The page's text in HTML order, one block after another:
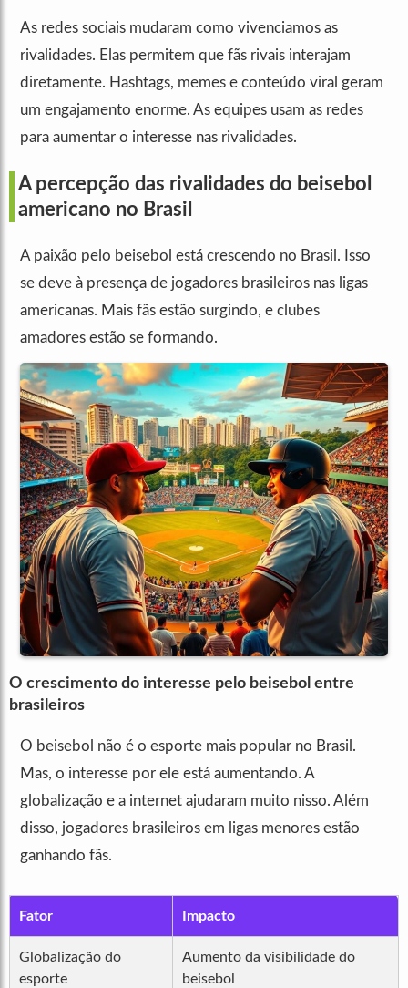
As redes sociais mudaram como vivenciamos as
rivalidades. Elas permitem que fãs rivais interajam
diretamente. Hashtags, memes e conteúdo viral geram
um engajamento enorme. As equipes usam as redes
para aumentar o interesse nas rivalidades.
A percepção das rivalidades do beisebol
americano no Brasil
A paixão pelo beisebol está crescendo no Brasil. Isso
se deve à presença de jogadores brasileiros nas ligas
americanas. Mais fãs estão surgindo, e clubes
amadores estão se formando.
O crescimento do interesse pelo beisebol entre
brasileiros
O beisebol não é o esporte mais popular no Brasil.
Mas, o interesse por ele está aumentando. A
globalização e a internet ajudaram muito nisso. Além
disso, jogadores brasileiros em ligas menores estão
ganhando fãs.
Fator Impacto
Globalização do
esporte
Aumento da visibilidade do
beisebol